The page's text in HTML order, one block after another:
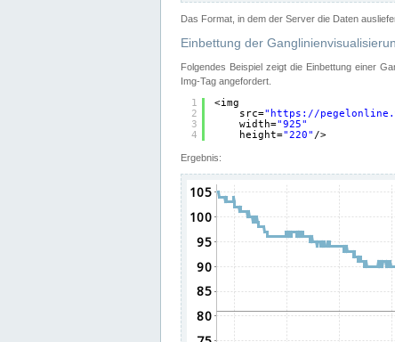
Das Format, in dem der Server die Daten
Einbettung der
Folgendes Beispiel zeigt die Einbettung einer
Img-Tag angefordert.
1
2
3
4
<img
src=" https://
width="925"
height="220" />
Ergebnis: